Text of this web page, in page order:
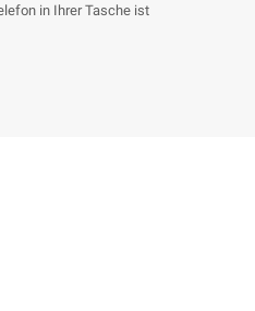
in Ihrer Tasche ist